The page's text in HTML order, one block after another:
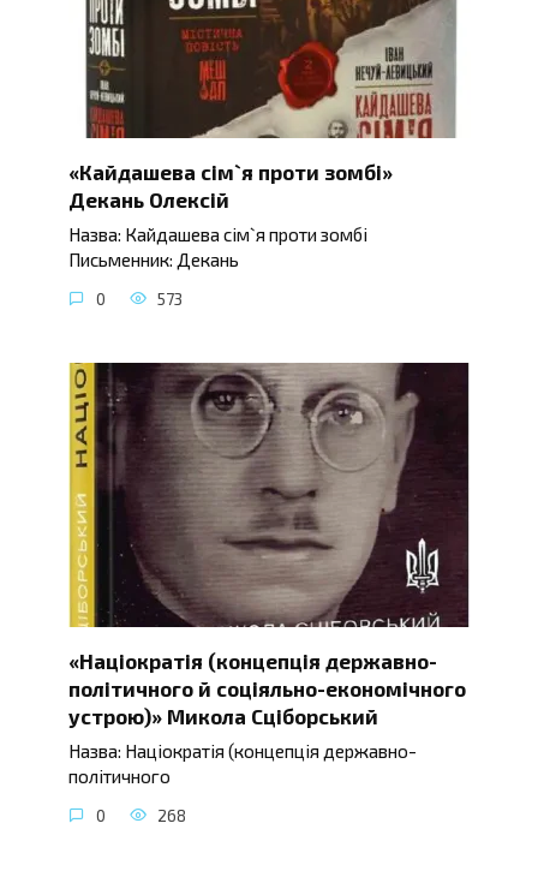
«Кайдашева сім`я проти зомбі»
Декань Олексій
Назва: Кайдашева сім`я проти зомбі
Письменник: Декань
0 573
«Націократія (концепція державно-
політичного й соціяльно-економічного
устрою)» Микола Сціборський
Назва: Націократія (концепція державно-
політичного
0 268